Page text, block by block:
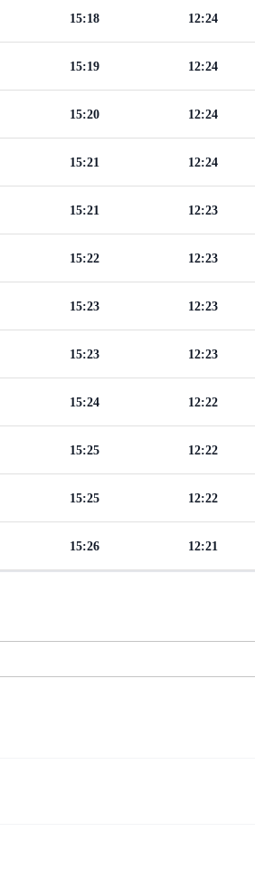
12:24
15:18
12:24
15:19
12:24
15:20
12:24
15:21
12:23
15:21
12:23
15:22
12:23
15:23
12:23
15:23
12:22
15:24
12:22
15:25
12:22
15:25
12:21
15:26